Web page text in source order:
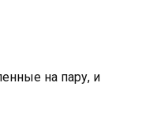
на пару, и